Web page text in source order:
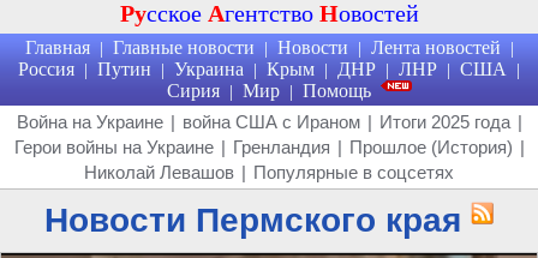
Русское Агентство Новостей
Главная | Главные новости | Новости | Лента новостей |
Россия | Путин | Украина | Крым | ДНР | ЛНР | США |
Сирия | Мир | Помощь
Война на Украине | война США с Ираном | Итоги 2025 года |
Герои войны на Украине | Гренландия | Прошлое (История) |
Николай Левашов | Популярные в соцсетях
Новости Пермского края